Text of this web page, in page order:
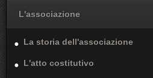
L'associazione
La storia dell'associazione
L'atto costitutivo